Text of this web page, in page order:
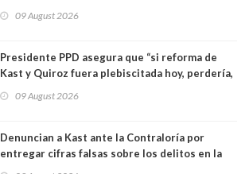
09 August 2026
Presidente PPD asegura que “si reforma de
Kast y Quiroz fuera plebiscitada hoy, perdería,
a favor de la oposición, sería una victoria de la
09 August 2026
Denuncian a Kast ante la Contraloría por
entregar cifras falsas sobre los delitos en la